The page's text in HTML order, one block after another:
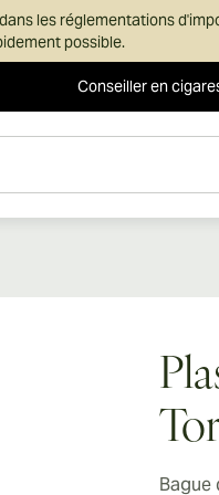
les réglementations
possible.
Conseiller en
Bague